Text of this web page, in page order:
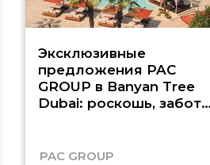
Эксклюзивные
предложения PAC
GROUP в Banyan Tree
Dubai: роскошь, забота
PAC GROUP